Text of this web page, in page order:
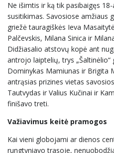
Ne išimtis ir ką tik pasibaigęs
susitikimas. Savosiose amžiaus
griežė tauragiškės Ieva
Palčevskis, Milana Sinica ir
Didžiasalio atstovų kopė ant
antrojo laiptelių, trys
Dominykas Mamiunas ir Brigita
antrąsias prizines vietas
Tautvydas ir Valius Kučinai ir
finišavo treti.
Važiavimus keitė pramogos
Kai vieni globojami ar dienos
rungtyniavo trasoje,